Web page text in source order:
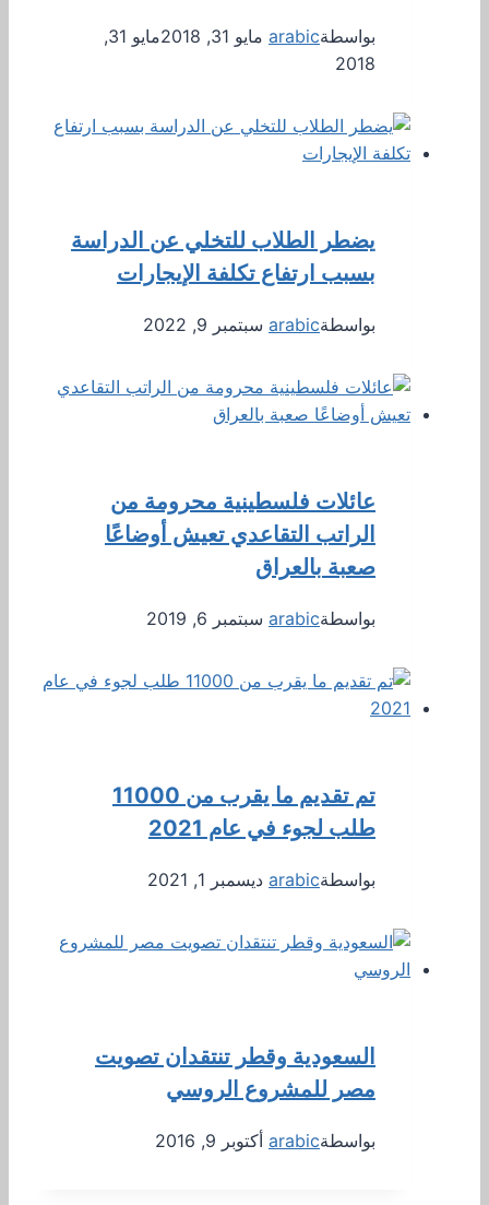
بواسطةarabic مايو 31, 2018
مايو 31,
2018
يضطر الطلاب للتخلي عن الدراسة
بسبب ارتفاع تكلفة الإيجارات
بواسطةarabic سبتمبر 9, 2022
عائلات فلسطينية محرومة من
الراتب التقاعدي تعيش أوضاعًا
صعبة بالعراق
بواسطةarabic سبتمبر 6, 2019
تم تقديم ما يقرب من 11000
طلب لجوء في عام 2021
بواسطةarabic ديسمبر 1, 2021
السعودية وقطر تنتقدان تصويت
مصر للمشروع الروسي
بواسطةarabic أكتوبر 9, 2016